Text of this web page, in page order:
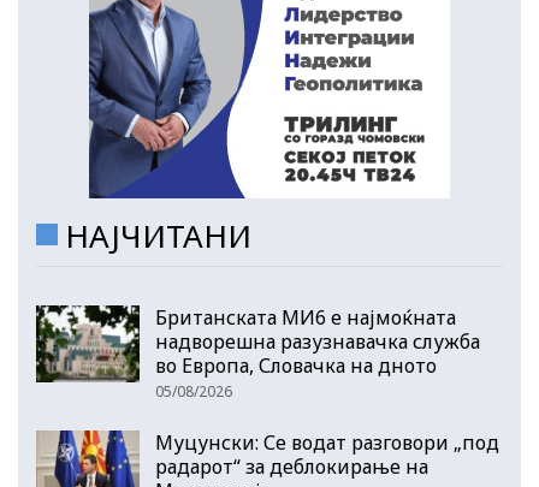
НАЈЧИТАНИ
Британската МИ6 е најмоќната
надворешна разузнавачка служба
во Европа, Словачка на дното
05/08/2026
Муцунски: Се водат разговори „под
радарот“ за деблокирање на